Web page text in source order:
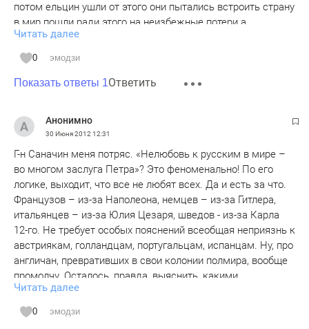
трансевразийский коридор, фактически похоронив
транссибирскую ЖД.
потом ельцин ушли от этого они пытались встроить страну
в мир пошли ради этого на неизбежные потери а
нынешние власти пришедшие в 1998г все эти усилия
отдали коту под хвост россия опять противостоит всему
миру ищет врагов это кончится катастрофой бедная
страна бедные люди
Читать далее
0 эмодзи
Показать ответы 1Ответить
Анонимно
30 Июня 2012 12:31
Г-н Саначин меня потряс. «Нелюбовь к русским в мире –
во многом заслуга Петра»? Это феноменально! По его
логике, выходит, что все не любят всех. Да и есть за что.
Французов – из-за Наполеона, немцев – из-за Гитлера,
итальянцев – из-за Юлия Цезаря, шведов - из-за Карла
12-го. Не требует особых пояснений всеобщая неприязнь к
австриякам, голландцам, португальцам, испанцам. Ну, про
англичан, превративших в свои колонии полмира, вообще
промолчу. Осталось, правда, выяснить, какими
еврейскими завоеваниями обусловлен антисемитизм. Эта
штука посильнее будет, чем «Фауст» Гете. Хотя и
послабее, чем «О повреждении нравов» князя Щербатова,
Читать далее
0 эмодзи